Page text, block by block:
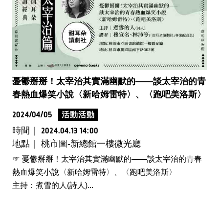
憂鬱掰掰！太宰治其實滿幽默的——談太宰治的青
春熱血爆笑小說〈新哈姆雷特〉、〈跑吧美洛斯〉
2024/04/05 活動活動
時間｜ 2024.04.13 14:00
地點｜ 桃市圖-新總館一樓微光廳
☞ 憂鬱掰掰！太宰治其實滿幽默的——談太宰治的青春
熱血爆笑小說〈新哈姆雷特〉、〈跑吧美洛斯〉
主持：煮雪的人(詩人)...